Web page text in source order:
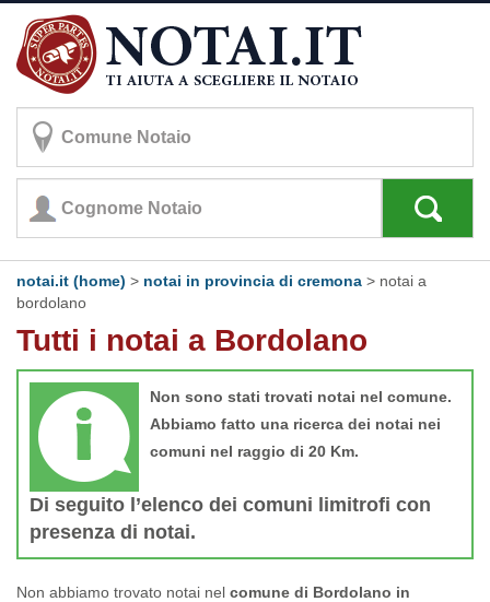
notai.it (home) > notai in provincia di cremona > notai a
bordolano
Tutti i notai a Bordolano
Non sono stati trovati notai nel comune.
Abbiamo fatto una ricerca dei notai nei
comuni nel raggio di 20 Km.
Di seguito l’elenco dei comuni limitrofi con
presenza di notai.
Non abbiamo trovato notai nel comune di Bordolano in